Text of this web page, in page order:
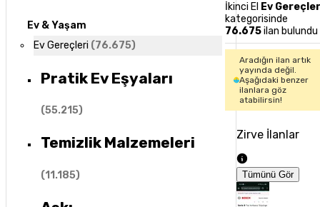
Ev & Yaşam
Ev Gereçleri (76.675)
Pratik Ev Eşyaları
(55.215)
Temizlik Malzemeleri
(11.185)
İkinci El Ev
kategorisinde
76.675ilan bulundu
Aradığın ilan artık
yayında değil.
Aşağıdaki benzer
ilanlara göz
atabilirsin!
Zirve İlanlar
Tümünü Gör